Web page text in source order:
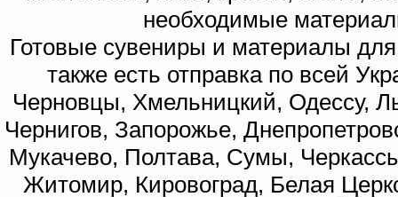
необходимые
Готовые сувениры и материалы
также есть отправка по всей
Черновцы, Хмельницкий, Одессу,
Чернигов, Запорожье,
Мукачево, Полтава, Сумы,
Житомир, Кировоград, Белая